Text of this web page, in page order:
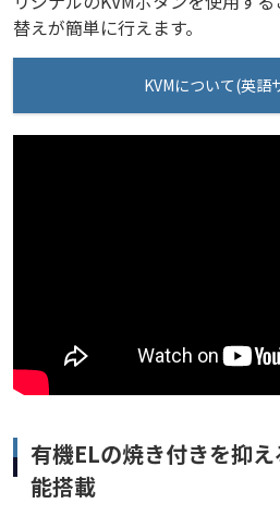
替えが簡単に行えます。
KVMについて(英語
有機ELの焼き付きを抑
能搭載